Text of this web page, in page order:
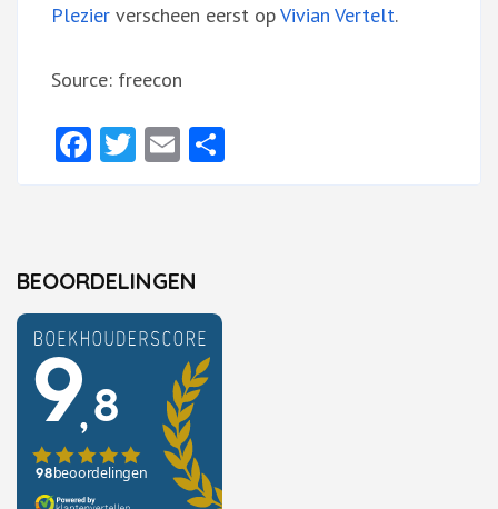
Plezier verscheen eerst opVivian Vertelt.
Source: freecon
Facebook
Twitter
Email
BEOORDELINGEN